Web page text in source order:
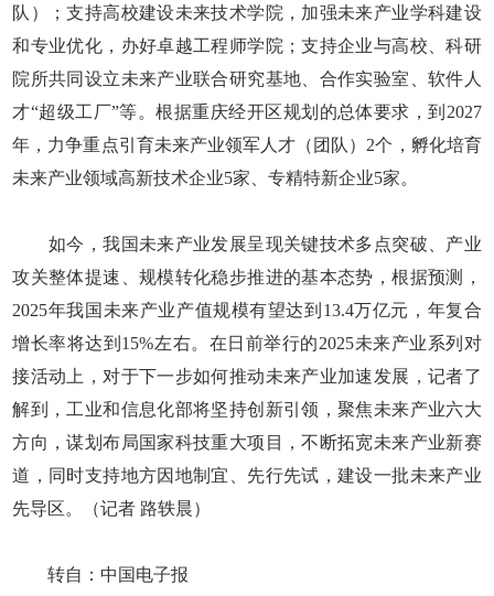
队）；支持高校建设未来技术学院，加强未来产业学科建设
和专业优化，办好卓越工程师学院；支持企业与高校、科研
院所共同设立未来产业联合研究基地、合作实验室、软件人
才“超级工厂”等。根据重庆经开区规划的总体要求，到2027
年，力争重点引育未来产业领军人才（团队）2个，孵化培育
未来产业领域高新技术企业5家、专精特新企业5家。
如今，我国未来产业发展呈现关键技术多点突破、产业
攻关整体提速、规模转化稳步推进的基本态势，根据预测，
2025年我国未来产业产值规模有望达到13.4万亿元，年复合
增长率将达到15%左右。在日前举行的2025未来产业系列对
接活动上，对于下一步如何推动未来产业加速发展，记者了
解到，工业和信息化部将坚持创新引领，聚焦未来产业六大
方向，谋划布局国家科技重大项目，不断拓宽未来产业新赛
道，同时支持地方因地制宜、先行先试，建设一批未来产业
先导区。（记者 路轶晨）
转自：中国电子报